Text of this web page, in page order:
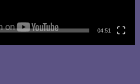
04:51